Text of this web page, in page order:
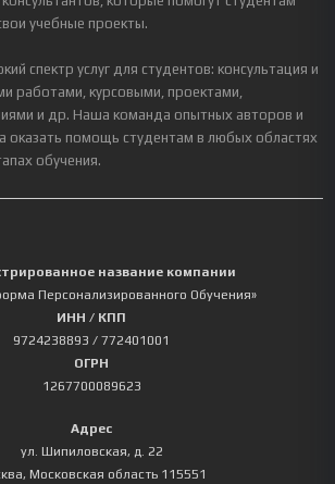
учебные проекты.
спектр услуг для студентов: консультация и
работами, курсовыми, проектами,
и др. Наша команда опытных авторов и
оказать помощь студентам в любых областях
обучения.
название компании
Персонализированного Обучения»
ИНН / КПП
9724238893 / 772401001
ОГРН
1267700089623
Адрес
ул. Шипиловская, д. 22
, Московская область 115551